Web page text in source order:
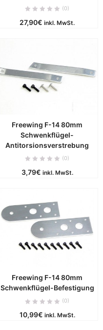
(0)
27,90€ inkl. MwSt.
Freewing F-14 80mm
Schwenkflügel-
Antitorsionsverstrebung
(0)
3,79€ inkl. MwSt.
Freewing F-14 80mm
Schwenkflügel-Befestigung
(0)
10,99€ inkl. MwSt.